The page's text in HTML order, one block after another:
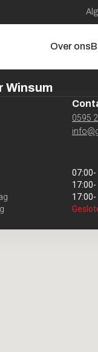
Over ons
Winsum
0595
07:00-
17:00-
17:00-